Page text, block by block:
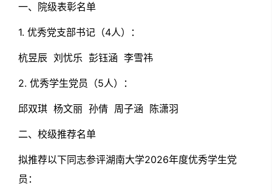
一、院级表彰名单
1. 优秀党支部书记（4人）：
杭昱辰 刘忧乐 彭钰涵 李雪祎
2. 优秀学生党员（5人）：
邱双琪 杨文丽 孙倩 周子涵 陈潇羽
二、校级推荐名单
拟推荐以下同志参评湖南大学2026年度优秀学生党
员：